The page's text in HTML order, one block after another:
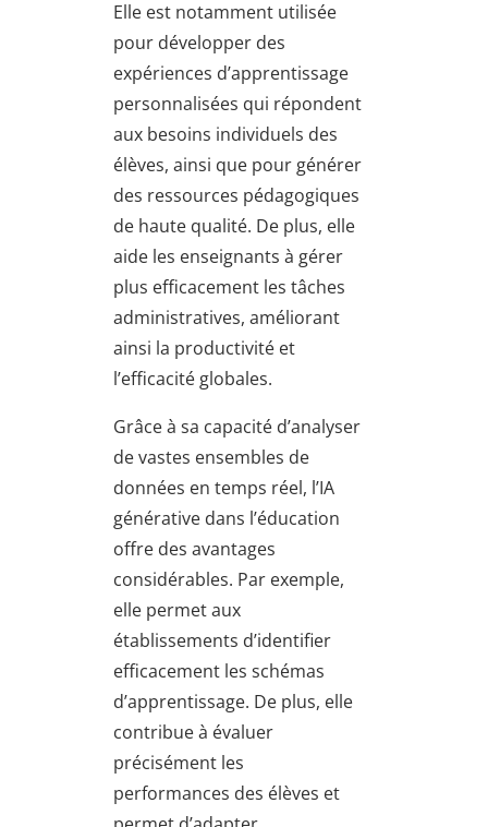
Elle est notamment utilisée
pour développer des
expériences d’apprentissage
personnalisées qui répondent
aux besoins individuels des
élèves, ainsi que pour générer
des ressources pédagogiques
de haute qualité. De plus, elle
aide les enseignants à gérer
plus efficacement les tâches
administratives, améliorant
ainsi la productivité et
l’efficacité globales.
Grâce à sa capacité d’analyser
de vastes ensembles de
données en temps réel, l’IA
générative dans l’éducation
offre des avantages
considérables. Par exemple,
elle permet aux
établissements d’identifier
efficacement les schémas
d’apprentissage. De plus, elle
contribue à évaluer
précisément les
performances des élèves et